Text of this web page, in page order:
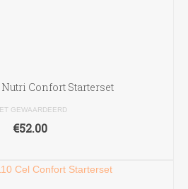
Nutri Confort Starterset
GEWAARDEERD
€52.00